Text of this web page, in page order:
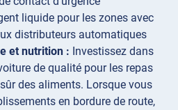
liquide pour les zones avec
distributeurs automatiques
et nutrition : Investissez dans
de qualité pour les repas
des aliments. Lorsque vous
en bordure de route,